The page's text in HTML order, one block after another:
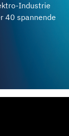
Industrie
40 spannende